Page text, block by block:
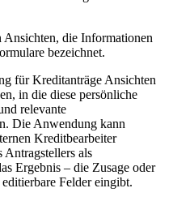
die Informationen
bezeichnet.
für Kreditanträge Ansichten
in die diese persönliche
relevante
Die Anwendung kann
Kreditbearbeiter
Antragstellers als
Ergebnis – die Zusage oder
Felder eingibt.